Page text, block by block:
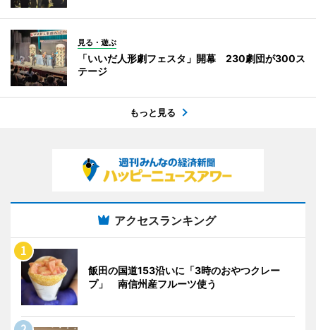
見る・遊ぶ
「いいだ人形劇フェスタ」開幕 230劇団が300ス
テージ
もっと見る
アクセスランキング
飯田の国道153沿いに「3時のおやつクレー
プ」 南信州産フルーツ使う